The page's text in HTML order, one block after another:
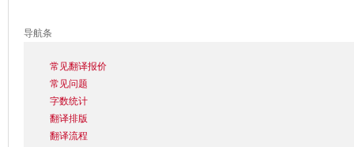
导航条
常见翻译报价
常见问题
字数统计
翻译排版
翻译流程